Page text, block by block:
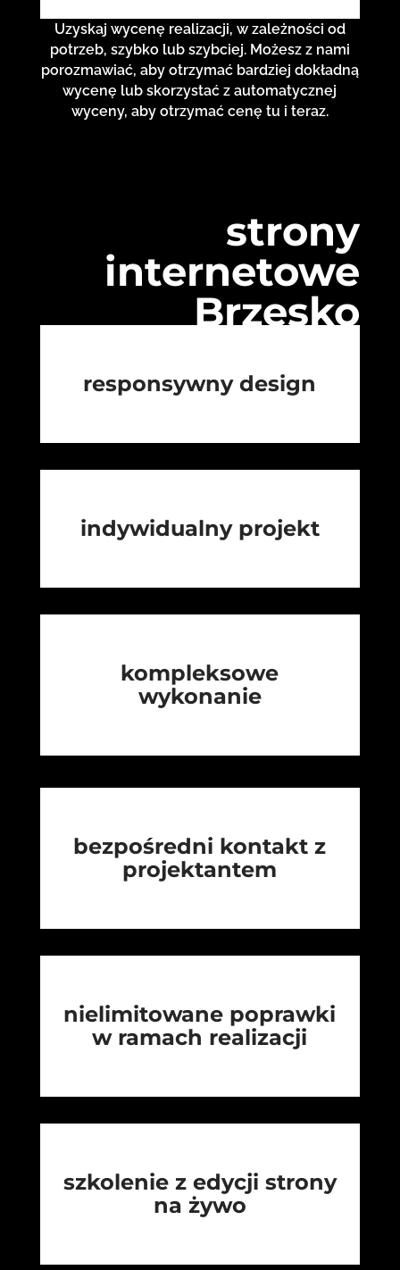
Uzyskaj wycenę realizacji, w zależności od
potrzeb, szybko lub szybciej. Możesz z nami
porozmawiać, aby otrzymać bardziej dokładną
wycenę lub skorzystać z automatycznej
wyceny, aby otrzymać cenę tu i teraz.
strony
internetowe
Brzesko
responsywny design
indywidualny projekt
kompleksowe
wykonanie
bezpośredni kontakt z
projektantem
nielimitowane poprawki
w ramach realizacji
szkolenie z edycji strony
na żywo